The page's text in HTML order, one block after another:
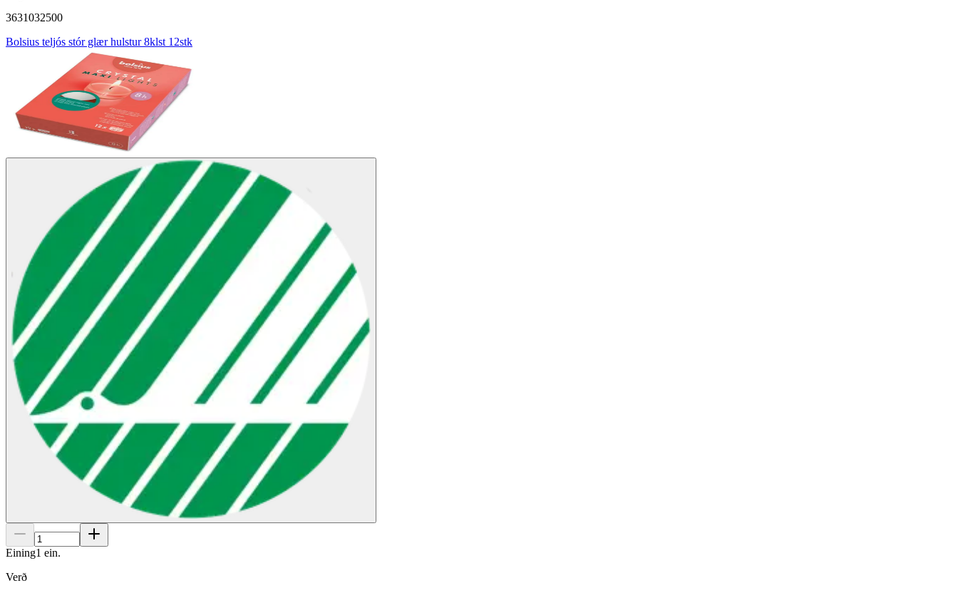
3631032500
Bolsius teljós stór glær hulstur 8klst 12stk
Eining1 ein.
Verð